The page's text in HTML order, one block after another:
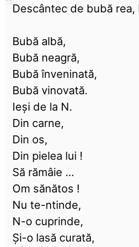
Descântec de bubă rea,
Bubă albă,
Bubă neagră,
Bubă înveninată,
Bubă vinovată.
Ieşi de la N.
Din carne,
Din os,
Din pielea lui !
Să rămâie ...
Om sănătos !
Nu te-ntinde,
N-o cuprinde,
Şi-o lasă curată,